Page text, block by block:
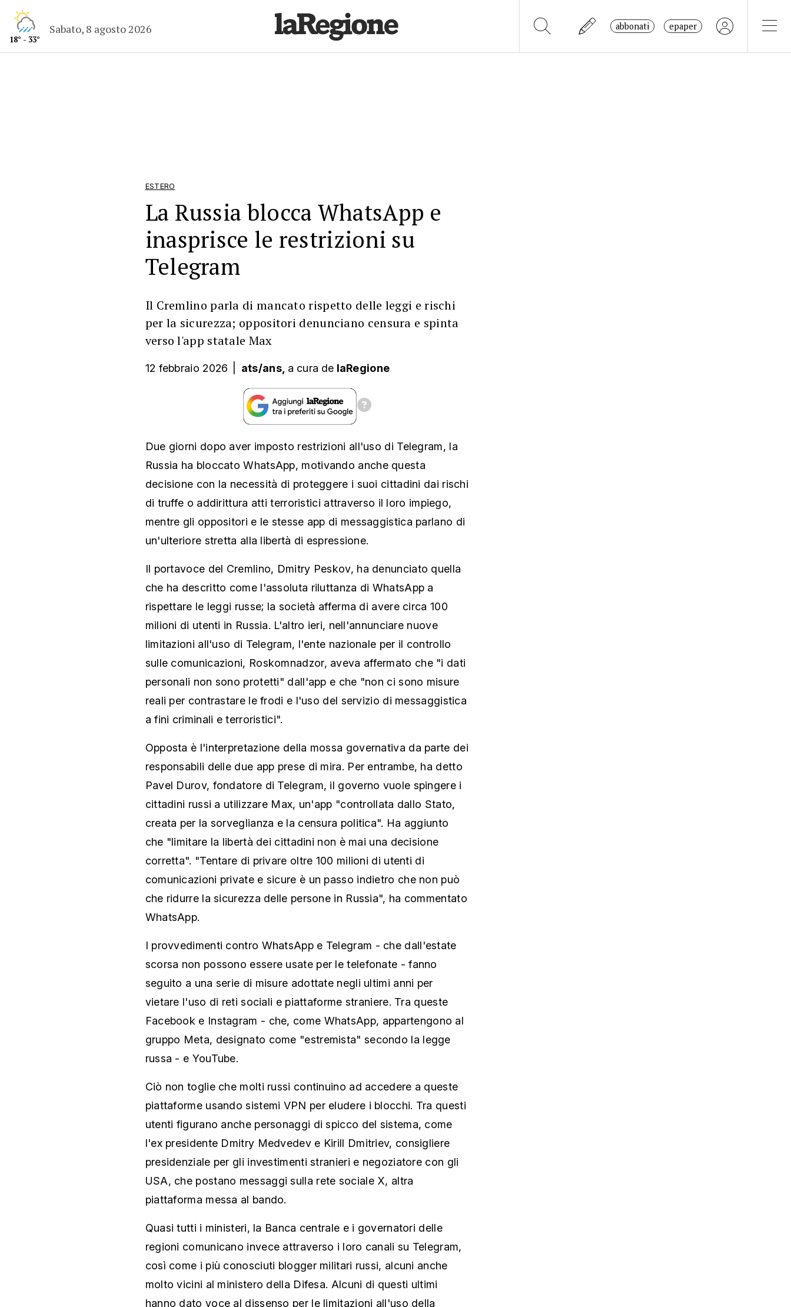
18° - 33°
Sabato, 8 agosto 2026 abbonati epaper
ESTERO
La Russia blocca WhatsApp e
inasprisce le restrizioni su
Telegram
Il Cremlino parla di mancato rispetto delle leggi e rischi
per la sicurezza; oppositori denunciano censura e spinta
verso l'app statale Max
12 febbraio 2026 ats/ans, a cura de laRegione
Due giorni dopo aver imposto restrizioni all'uso di Telegram, la
Russia ha bloccato WhatsApp, motivando anche questa
decisione con la necessità di proteggere i suoi cittadini dai rischi
di truffe o addirittura atti terroristici attraverso il loro impiego,
mentre gli oppositori e le stesse app di messaggistica parlano di
un'ulteriore stretta alla libertà di espressione.
Il portavoce del Cremlino, Dmitry Peskov, ha denunciato quella
che ha descritto come l'assoluta riluttanza di WhatsApp a
rispettare le leggi russe; la società afferma di avere circa 100
milioni di utenti in Russia. L'altro ieri, nell'annunciare nuove
limitazioni all'uso di Telegram, l'ente nazionale per il controllo
sulle comunicazioni, Roskomnadzor, aveva affermato che "i dati
personali non sono protetti" dall'app e che "non ci sono misure
reali per contrastare le frodi e l'uso del servizio di messaggistica
a fini criminali e terroristici".
Opposta è l'interpretazione della mossa governativa da parte dei
responsabili delle due app prese di mira. Per entrambe, ha detto
Pavel Durov, fondatore di Telegram, il governo vuole spingere i
cittadini russi a utilizzare Max, un'app "controllata dallo Stato,
creata per la sorveglianza e la censura politica". Ha aggiunto
che "limitare la libertà dei cittadini non è mai una decisione
corretta". "Tentare di privare oltre 100 milioni di utenti di
comunicazioni private e sicure è un passo indietro che non può
che ridurre la sicurezza delle persone in Russia", ha commentato
WhatsApp.
I provvedimenti contro WhatsApp e Telegram - che dall'estate
scorsa non possono essere usate per le telefonate - fanno
seguito a una serie di misure adottate negli ultimi anni per
vietare l'uso di reti sociali e piattaforme straniere. Tra queste
Facebook e Instagram - che, come WhatsApp, appartengono al
gruppo Meta, designato come "estremista" secondo la legge
russa - e YouTube.
Ciò non toglie che molti russi continuino ad accedere a queste
piattaforme usando sistemi VPN per eludere i blocchi. Tra questi
utenti figurano anche personaggi di spicco del sistema, come
l'ex presidente Dmitry Medvedev e Kirill Dmitriev, consigliere
presidenziale per gli investimenti stranieri e negoziatore con gli
USA, che postano messaggi sulla rete sociale X, altra
piattaforma messa al bando.
Quasi tutti i ministeri, la Banca centrale e i governatori delle
regioni comunicano invece attraverso i loro canali su Telegram,
così come i più conosciuti blogger militari russi, alcuni anche
molto vicini al ministero della Difesa. Alcuni di questi ultimi
hanno dato voce al dissenso per le limitazioni all'uso della